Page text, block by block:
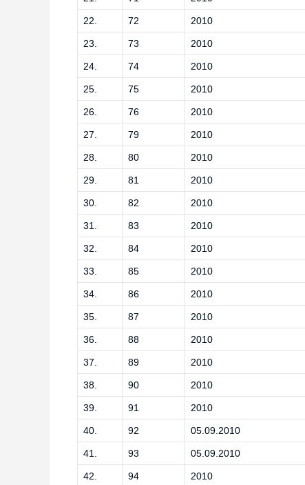
22. 72 2010
23. 73 2010
24. 74 2010
25. 75 2010
26. 76 2010
27. 79 2010
28. 80 2010
29. 81 2010
30. 82 2010
31. 83 2010
32. 84 2010
33. 85 2010
34. 86 2010
35. 87 2010
36. 88 2010
37. 89 2010
38. 90 2010
39. 91 2010
40. 92 05.09.2010
41. 93 05.09.2010
42. 94 2010